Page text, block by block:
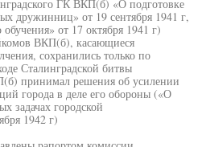
ГК ВКП(б) «О подготовке
дружинниц» от 19 сентября 1941 г,
от 17 октября 1941 г)
ВКП(б), касающиеся
сохранились только по
Сталинградской битвы
принимал решения об усилении
города в деле его обороны («О
задачах городской
1942 г)